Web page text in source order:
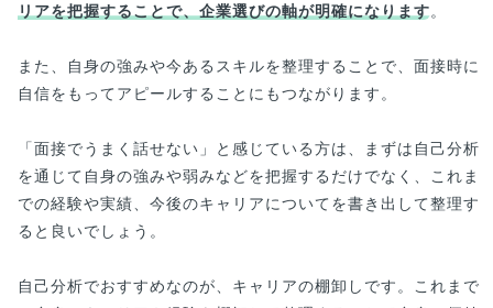
リアを把握することで、企業選びの軸が明確になります。
また、自身の強みや今あるスキルを整理することで、面接時に
自信をもってアピールすることにもつながります。
「面接でうまく話せない」と感じている方は、まずは自己分析
を通じて自身の強みや弱みなどを把握するだけでなく、これま
での経験や実績、今後のキャリアについてを書き出して整理す
ると良いでしょう。
自己分析でおすすめなのが、キャリアの棚卸しです。これまで